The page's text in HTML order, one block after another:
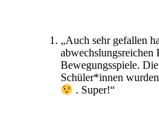
„Auch sehr gefallen
abwechslungsreichen
Bewegungsspiele.
Schüler*innen
. Super!“